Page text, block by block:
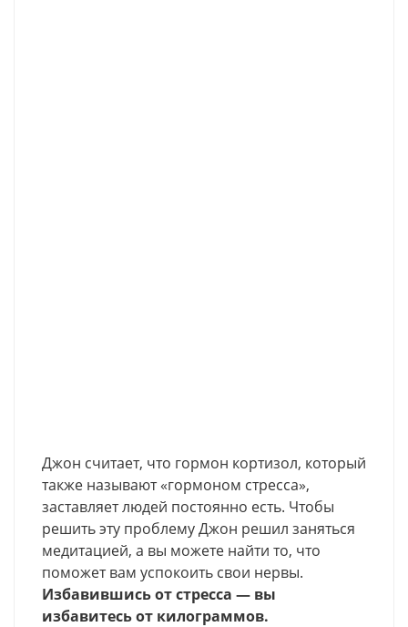
Джон считает, что гормон кортизол, который
также называют «гормоном стресса»,
заставляет людей постоянно есть. Чтобы
решить эту проблему Джон решил заняться
медитацией, а вы можете найти то, что
поможет вам успокоить свои нервы.
Избавившись от стресса — вы
избавитесь от килограммов.